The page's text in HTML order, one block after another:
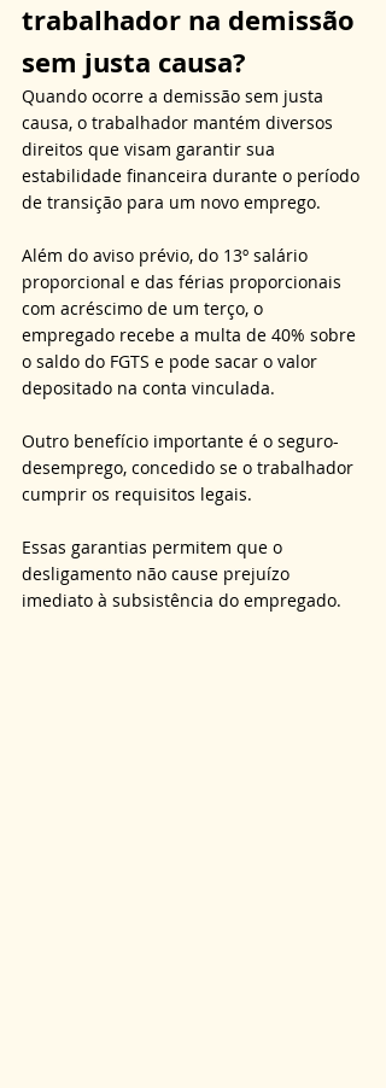
trabalhador na demissão
sem justa causa?
Quando ocorre a demissão sem justa
causa, o trabalhador mantém diversos
direitos que visam garantir sua
estabilidade financeira durante o período
de transição para um novo emprego.
Além do aviso prévio, do 13º salário
proporcional e das férias proporcionais
com acréscimo de um terço, o
empregado recebe a multa de 40% sobre
o saldo do FGTS e pode sacar o valor
depositado na conta vinculada.
Outro benefício importante é o seguro-
desemprego, concedido se o trabalhador
cumprir os requisitos legais.
Essas garantias permitem que o
desligamento não cause prejuízo
imediato à subsistência do empregado.